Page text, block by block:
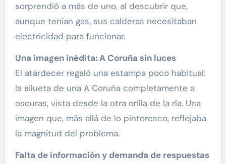
sorprendió a más de uno, al descubrir que,
aunque tenían gas, sus calderas necesitaban
electricidad para funcionar.
Una imagen inédita: A Coruña sin luces
El atardecer regaló una estampa poco habitual:
la silueta de una A Coruña completamente a
oscuras, vista desde la otra orilla de la ría. Una
imagen que, más allá de lo pintoresco, reflejaba
la magnitud del problema.
Falta de información y demanda de respuestas